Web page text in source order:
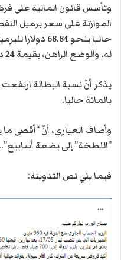
حاليا بنحو
له، والوضع الراهن، بقيمة 24 دولارا.
بالمائة حاليا.
وأضاف العياري، أنّ “أقصى
”اللطخة” إلى بضعة أسابيع”..
فيما يلي نص التدوينة: